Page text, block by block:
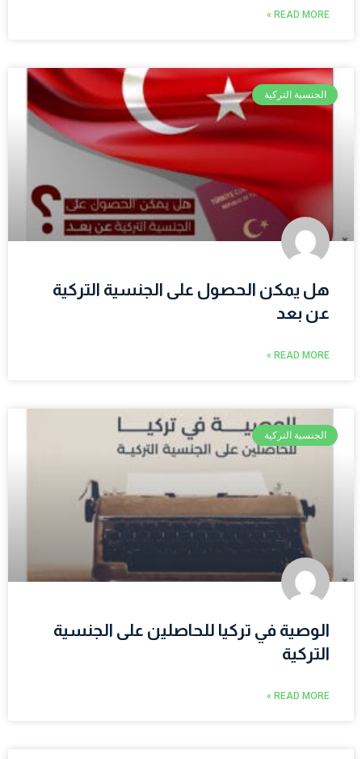
READ MORE »
الجنسية التركية
هل يمكن الحصول على الجنسية التركية
عن بعد
READ MORE »
الجنسية التركية
الوصية في تركيا للحاصلين على الجنسية
التركية
READ MORE »